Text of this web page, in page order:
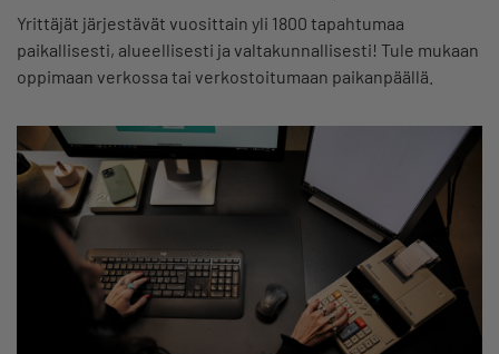
Yrittäjät järjestävät vuosittain yli 1800 tapahtumaa
paikallisesti, alueellisesti ja valtakunnallisesti! Tule mukaan
oppimaan verkossa tai verkostoitumaan paikanpäällä.